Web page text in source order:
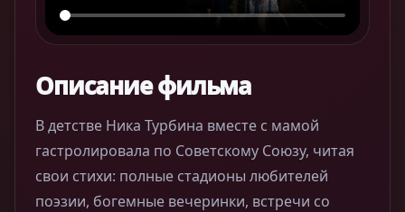
Описание фильма
В детстве Ника Турбина вместе с мамой
гастролировала по Советскому Союзу, читая
свои стихи: полные стадионы любителей
поэзии, богемные вечеринки, встречи со